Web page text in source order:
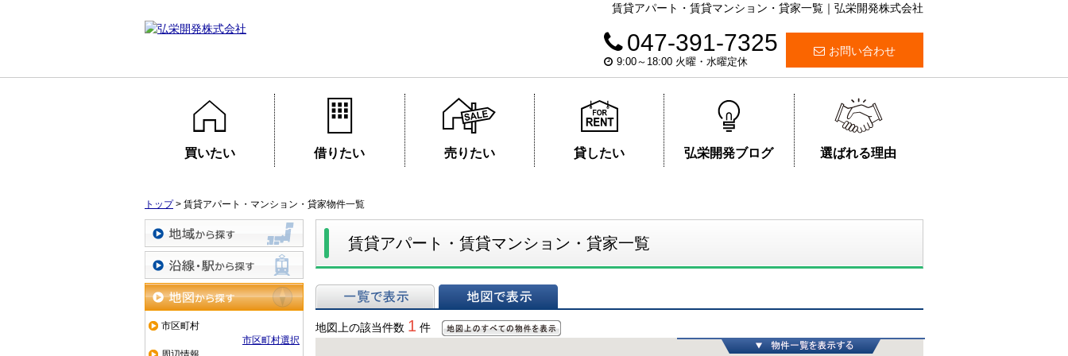
賃貸アパート・賃貸マンション・貸家一覧｜弘栄開発株式会社
お問い合わせ
047-391-7325
9:00～18:00 火曜・水曜定休
買いたい 借りたい 売りたい 貸したい 弘栄開発ブログ 選ばれる理由
トップ> 賃貸アパート・マンション・貸家物件一覧
地域から探す
沿線・駅から探す
地図から探す
市区町村
市区町村選択
賃貸アパート・賃貸マンション・貸家一覧
地図上の該当件数 1 件